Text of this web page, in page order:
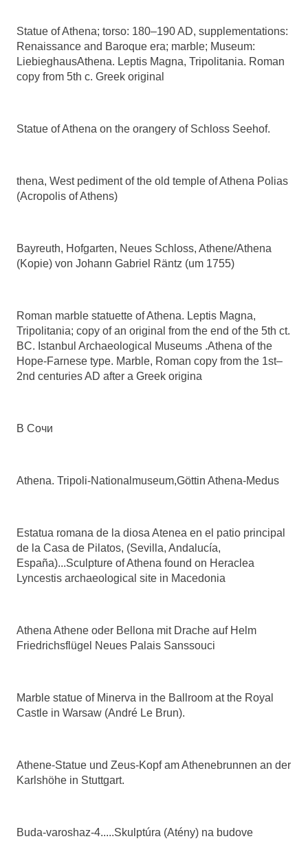
Statue of Athena; torso: 180–190 AD, supplementations:
Renaissance and Baroque era; marble; Museum:
LiebieghausAthena. Leptis Magna, Tripolitania. Roman
copy from 5th c. Greek original
Statue of Athena on the orangery of Schloss Seehof.
thena, West pediment of the old temple of Athena Polias
(Acropolis of Athens)
Bayreuth, Hofgarten, Neues Schloss, Athene/Athena
(Kopie) von Johann Gabriel Räntz (um 1755)
Roman marble statuette of Athena. Leptis Magna,
Tripolitania; copy of an original from the end of the 5th ct.
BC. Istanbul Archaeological Museums .Athena of the
Hope-Farnese type. Marble, Roman copy from the 1st–
2nd centuries AD after a Greek origina
В Сочи
Athena. Tripoli-Nationalmuseum,Göttin Athena-Medus
Estatua romana de la diosa Atenea en el patio principal
de la Casa de Pilatos, (Sevilla, Andalucía,
España)...Sculpture of Athena found on Heraclea
Lyncestis archaeological site in Macedonia
Athena Athene oder Bellona mit Drache auf Helm
Friedrichsflügel Neues Palais Sanssouci
Marble statue of Minerva in the Ballroom at the Royal
Castle in Warsaw (André Le Brun).
Athene-Statue und Zeus-Kopf am Athenebrunnen an der
Karlshöhe in Stuttgart.
Buda-varoshaz-4.....Skulptúra (Atény) na budove